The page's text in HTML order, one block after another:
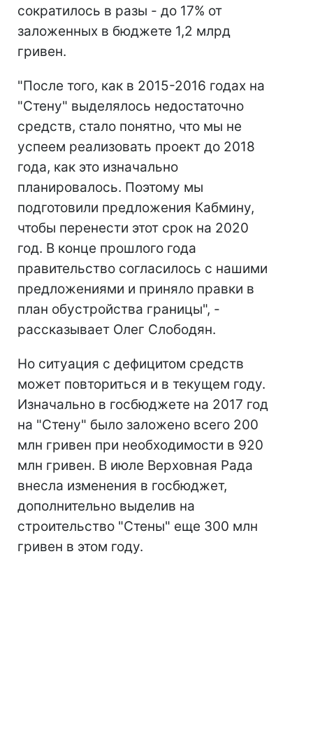
сократилось в разы - до 17% от
заложенных в бюджете 1,2 млрд
гривен.
"После того, как в 2015-2016 годах на
"Стену" выделялось недостаточно
средств, стало понятно, что мы не
успеем реализовать проект до 2018
года, как это изначально
планировалось. Поэтому мы
подготовили предложения Кабмину,
чтобы перенести этот срок на 2020
год. В конце прошлого года
правительство согласилось с нашими
предложениями и приняло правки в
план обустройства границы", -
рассказывает Олег Слободян.
Но ситуация с дефицитом средств
может повториться и в текущем году.
Изначально в госбюджете на 2017 год
на "Стену" было заложено всего 200
млн гривен при необходимости в 920
млн гривен. В июле Верховная Рада
внесла изменения в госбюджет,
дополнительно выделив на
строительство "Стены" еще 300 млн
гривен в этом году.